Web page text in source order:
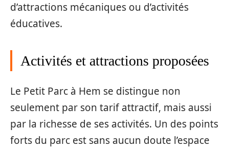
d’attractions mécaniques ou d’activités
éducatives.
Activités et attractions proposées
Le Petit Parc à Hem se distingue non
seulement par son tarif attractif, mais aussi
par la richesse de ses activités. Un des points
forts du parc est sans aucun doute l’espace